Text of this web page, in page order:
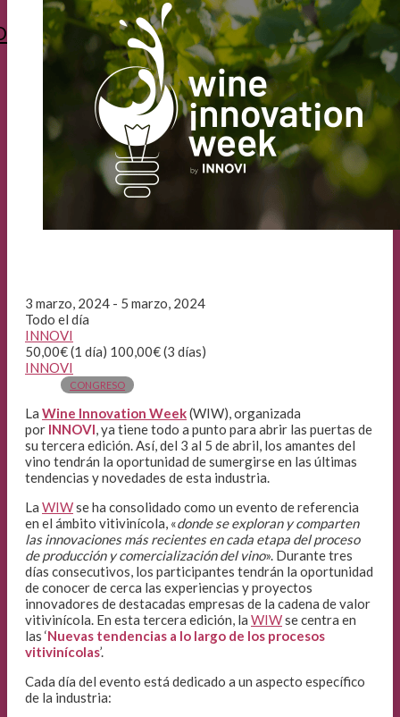
3 marzo, 2024 - 5 marzo, 2024
Todo el día
INNOVI
50,00€ (1 día) 100,00€ (3 días)
INNOVI
CONGRESO
La Wine Innovation Week(WIW), organizada
por INNOVI, ya tiene todo a punto para abrir las puertas de
su tercera edición. Así, del 3 al 5 de abril, los amantes del
vino tendrán la oportunidad de sumergirse en las últimas
tendencias y novedades de esta industria.
La WIWse ha consolidado como un evento de referencia
en el ámbito vitivinícola, «donde se exploran y comparten
las innovaciones más recientes en cada etapa del proceso
de producción y comercialización del vino». Durante tres
días consecutivos, los participantes tendrán la oportunidad
de conocer de cerca las experiencias y proyectos
innovadores de destacadas empresas de la cadena de valor
vitivinícola. En esta tercera edición, la WIWse centra en
las ‘Nuevas tendencias a lo largo de los procesos
vitivinícolas’.
Cada día del evento está dedicado a un aspecto específico
de la industria: